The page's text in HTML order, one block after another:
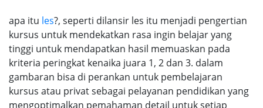
apa itu les?, seperti dilansir les itu menjadi pengertian
kursus untuk mendekatkan rasa ingin belajar yang
tinggi untuk mendapatkan hasil memuaskan pada
kriteria peringkat kenaika juara 1, 2 dan 3. dalam
gambaran bisa di perankan untuk pembelajaran
kursus atau privat sebagai pelayanan pendidikan yang
mengoptimalkan pemahaman detail untuk setiap